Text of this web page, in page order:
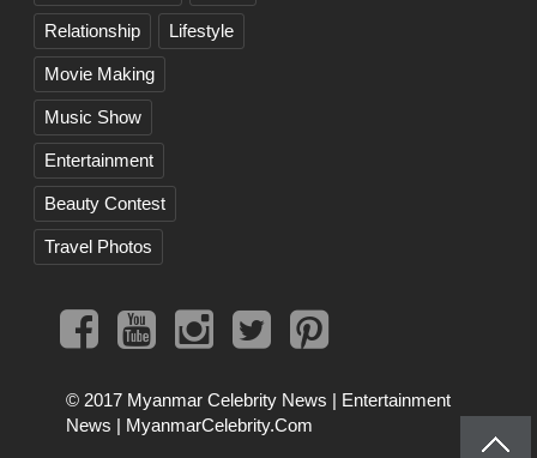
Relationship Lifestyle
Movie Making
Music Show
Entertainment
Beauty Contest
Travel Photos
© 2017 Myanmar Celebrity News | Entertainment
News | MyanmarCelebrity.Com